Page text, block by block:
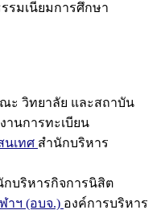
รมเนียมการศึกษา
ะ วิทยาลัย และสถาบัน
านการทะเบียน
นเทศ สำนักบริหาร
กบริหารกิจการนิสิต
าฯ (อบจ.) องค์การบริหาร